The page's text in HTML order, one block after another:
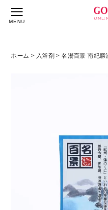
マイページ
ショップガイド
ギフト対応について
MENU
ホーム > 入浴剤 > 名湯百景 南紀勝